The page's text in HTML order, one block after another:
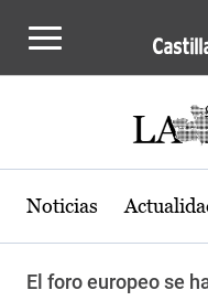
Noticias
El foro europeo se